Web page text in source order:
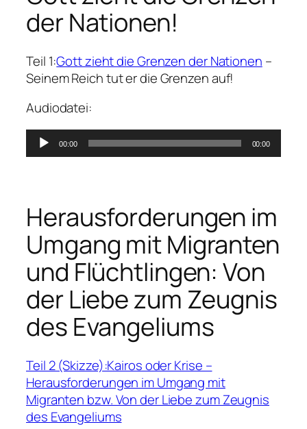
der Nationen!
Teil 1:Gott zieht die Grenzen der Nationen –
Seinem Reich tut er die Grenzen auf!
Audiodatei:
Audio-
Player
00:00 00:00
Herausforderungen im
Umgang mit Migranten
und Flüchtlingen: Von
der Liebe zum Zeugnis
des Evangeliums
Teil 2 (Skizze):Kairos oder Krise –
Herausforderungen im Umgang mit
Migranten bzw. Von der Liebe zum Zeugnis
des Evangeliums